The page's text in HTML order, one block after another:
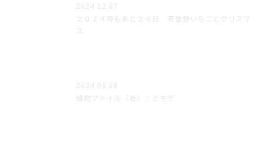
2024.12.07
２０２４年もあと２４日 安曇野いちごとクリスマ
ス
2024.03.08
植物ファイル（春）：ミモザ